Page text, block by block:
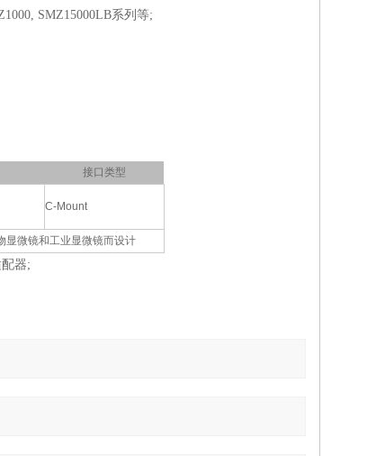
SMZ15000LB系列等;
接口类型
C-Mount
显微镜和工业显微镜而设计
器;